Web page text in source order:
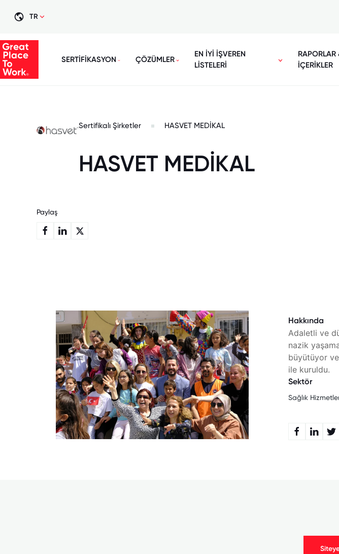
TR
SERTİFİKASYON ÇÖZÜMLER
EN İYİ İŞVEREN
LİSTELERİ
RAPORLAR
İÇERİKLER
Sertifikalı Şirketler HASVET MEDİKAL
HASVET MEDİKAL
Paylaş
Hakkında
Adaletli ve
nazik
büyütüyor
ile kuruldu.
Sektör
Sağlık